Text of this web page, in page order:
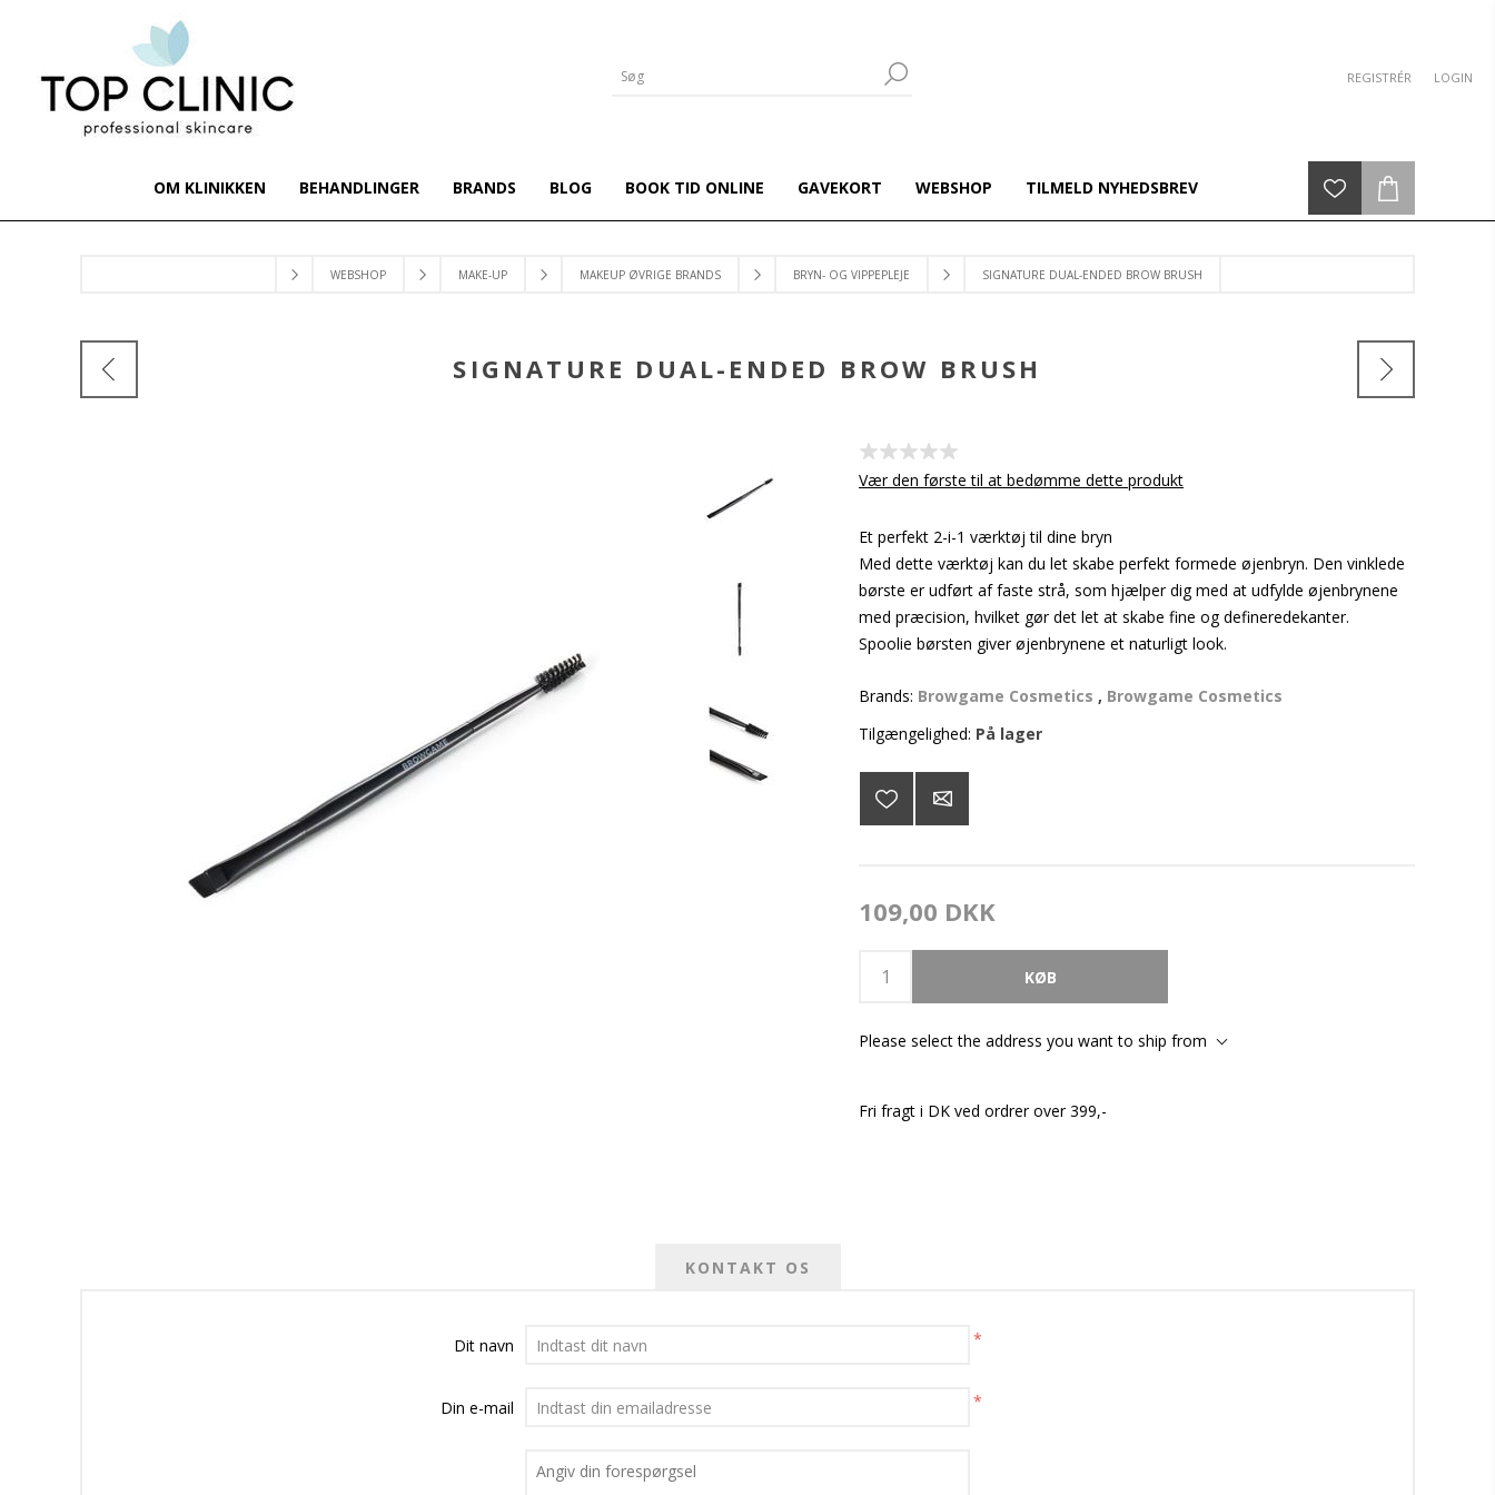
REGISTRÉR LOGIN
OM KLINIKKEN BEHANDLINGER BRANDS BLOG BOOK TID ONLINE GAVEKORT WEBSHOP TILMELD NYHEDSBREV
WEBSHOP MAKE-UP MAKEUP ØVRIGE BRANDS BRYN- OG VIPPEPLEJE SIGNATURE DUAL-ENDED BROW BRUSH
SIGNATURE DUAL-ENDED BROW BRUSH
Vær den første til at bedømme dette produkt
Et perfekt 2-i-1 værktøj til dine bryn
Med dette værktøj kan du let skabe perfekt formede øjenbryn. Den vinklede
børste er udført af faste strå, som hjælper dig med at udfylde øjenbrynene
med præcision, hvilket gør det let at skabe fine og defineredekanter.
Spoolie børsten giver øjenbrynene et naturligt look.
Brands: Browgame Cosmetics , Browgame Cosmetics
Tilgængelighed: På lager
109,00 DKK
Please select the address you want to ship from
Fri fragt i DK ved ordrer over 399,-
KONTAKT OS
Dit navn *
Din e-mail *